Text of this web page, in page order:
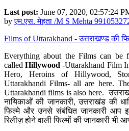
Last post: June 07, 2020, 02:57:24
byएम.एस. मेहता /M S Mehta
Films of Uttarakhand - उत्तराखण्ड की
Everything about the Films can be
calledHillywood-Uttarakhand Film
Hero, Heroins of Hillywood,
Uttarakhandi Films- all are here.
Uttarakhandi films is also here.
नायिकाओं की जानकारी, उत्तराखंड की
फिल्मे और उनसे संबंधित जानकारी आप
रिलीज़ होने वाली फिल्मों की जानकारी भी